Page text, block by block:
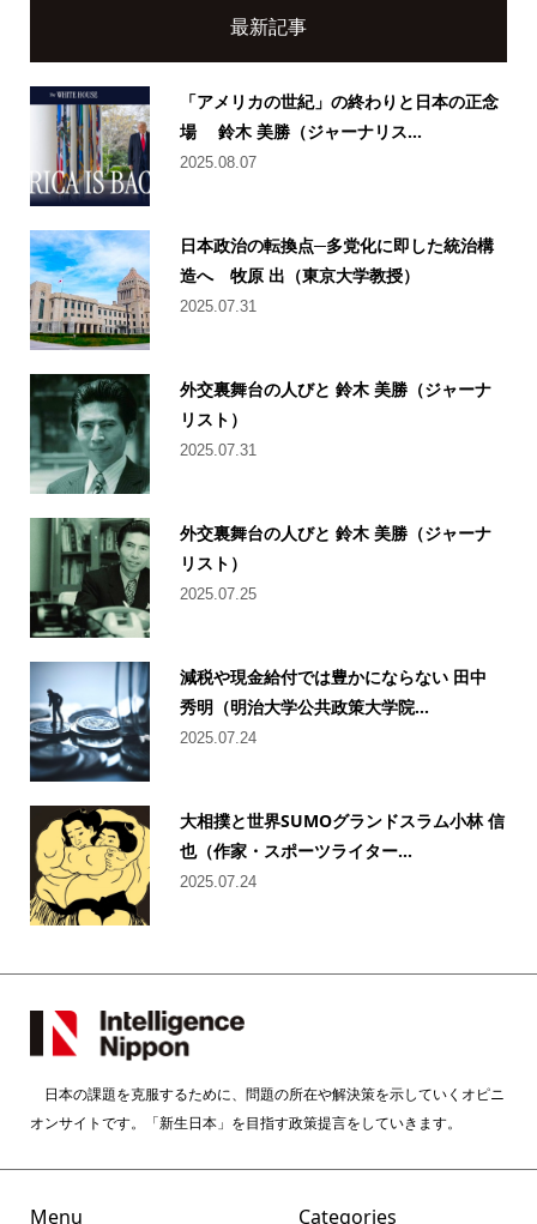
最新記事
「アメリカの世紀」の終わりと日本の正念
場 鈴木 美勝（ジャーナリス...
2025.08.07
日本政治の転換点─多党化に即した統治構
造へ 牧原 出（東京大学教授）
2025.07.31
外交裏舞台の人びと 鈴木 美勝（ジャーナ
リスト）
2025.07.31
外交裏舞台の人びと 鈴木 美勝（ジャーナ
リスト）
2025.07.25
減税や現金給付では豊かにならない 田中
秀明（明治大学公共政策大学院...
2025.07.24
大相撲と世界SUMOグランドスラム小林 信
也（作家・スポーツライター...
2025.07.24
日本の課題を克服するために、問題の所在や解決策を示していくオピニ
オンサイトです。「新生日本」を目指す政策提言をしていきます。
Menu Categories